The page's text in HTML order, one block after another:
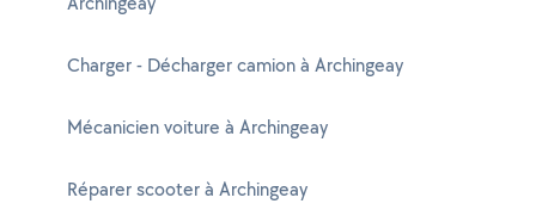
Charger - Décharger camion à Archingeay
Mécanicien voiture à Archingeay
Réparer scooter à Archingeay